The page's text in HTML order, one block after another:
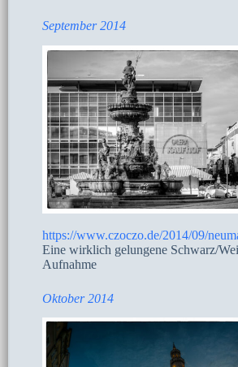
September 2014
https://www.czoczo.de/2014/09/
Eine wirklich gelungene Schwarz/
Aufnahme
Oktober 2014